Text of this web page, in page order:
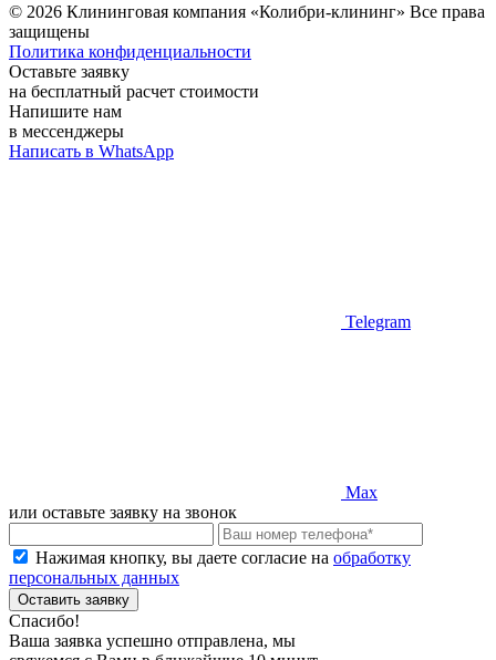
© 2026 Клининговая компания «Колибри-клининг» Все права
защищены
Политика конфиденциальности
Оставьте заявку
на бесплатный расчет стоимости
Напишите нам
в мессенджеры
Написать в WhatsApp
Telegram
Max
или оставьте заявку на звонок
Нажимая кнопку, вы даете согласие на обработку
персональных данных
Оставить заявку
Спасибо!
Ваша заявка успешно отправлена, мы